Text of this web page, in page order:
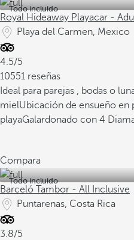
Todo incluido
Royal Hideaway Playacar -
Playa del Carmen, Mexico
4.5/5
10551 reseñas
Ideal para parejas , bodas o
mielUbicación de ensueño en
playaGalardonado con 4
Compara
Todo incluido
Barceló Tambor - All Inclusive
Puntarenas, Costa Rica
3.8/5